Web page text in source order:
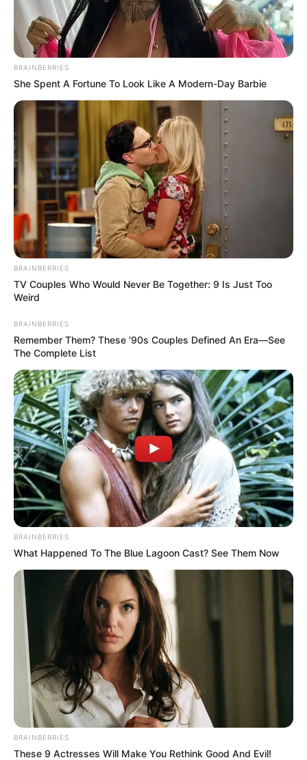
BRAINBERRIES
She Spent A Fortune To Look Like A Modern-Day Barbie
BRAINBERRIES
TV Couples Who Would Never Be Together: 9 Is Just Too
Weird
BRAINBERRIES
Remember Them? These '90s Couples Defined An Era—See
The Complete List
BRAINBERRIES
What Happened To The Blue Lagoon Cast? See Them Now
BRAINBERRIES
These 9 Actresses Will Make You Rethink Good And Evil!